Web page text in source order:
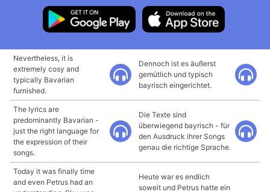
Nevertheless, it is
extremely cosy and
typically Bavarian
furnished.
Dennoch ist es äußerst
gemütlich und typisch
bayrisch eingerichtet.
The lyrics are
predominantly Bavarian -
just the right language for
the expression of their
songs.
Die Texte sind
überwiegend bayrisch - für
den Ausdruck ihrer Songs
genau die richtige Sprache.
Today it was finally time
and even Petrus had an
Heute war es endlich
soweit und Petrus hatte ein